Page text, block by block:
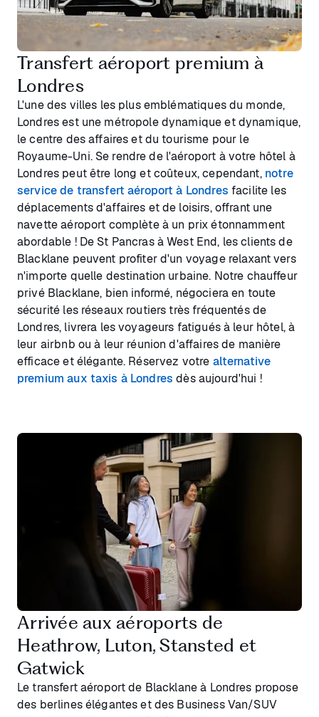
Transfert aéroport premium à
Londres
L'une des villes les plus emblématiques du monde,
Londres est une métropole dynamique et dynamique,
le centre des affaires et du tourisme pour le
Royaume-Uni. Se rendre de l'aéroport à votre hôtel à
Londres peut être long et coûteux, cependant, notre
service de transfert aéroport à Londres facilite les
déplacements d'affaires et de loisirs, offrant une
navette aéroport complète à un prix étonnamment
abordable ! De St Pancras à West End, les clients de
Blacklane peuvent profiter d'un voyage relaxant vers
n'importe quelle destination urbaine. Notre chauffeur
privé Blacklane, bien informé, négociera en toute
sécurité les réseaux routiers très fréquentés de
Londres, livrera les voyageurs fatigués à leur hôtel, à
leur airbnb ou à leur réunion d'affaires de manière
efficace et élégante. Réservez votre alternative
premium aux taxis à Londres dès aujourd'hui !
Arrivée aux aéroports de
Heathrow, Luton, Stansted et
Gatwick
Le transfert aéroport de Blacklane à Londres propose
des berlines élégantes et des Business Van/SUV